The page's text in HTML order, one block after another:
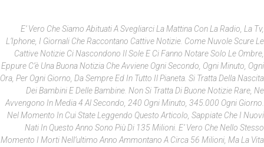
E’ Vero Che Siamo Abituati A Svegliarci La Mattina Con La Radio, La Tv,
L’Iphone, I Giornali Che Raccontano Cattive Notizie. Come Nuvole Scure Le
Cattive Notizie Ci Nascondono Il Sole E Ci Fanno Notare Solo Le Ombre,
Eppure C’è Una Buona Notizia Che Avviene Ogni Secondo, Ogni Minuto, Ogni
Ora, Per Ogni Giorno, Da Sempre Ed In Tutto Il Pianeta. Si Tratta Della Nascita
Dei Bambini E Delle Bambine. Non Si Tratta Di Buone Notizie Rare, Ne
Avvengono In Media 4 Al Secondo, 240 Ogni Minuto, 345.000 Ogni Giorno.
Nel Momento In Cui State Leggendo Questo Articolo, Sappiate Che I Nuovi
Nati In Questo Anno Sono Più Di 135 Milioni. E’ Vero Che Nello Stesso
Momento I Morti Nell’ultimo Anno Ammontano A Circa 56 Milioni, Ma La Vita